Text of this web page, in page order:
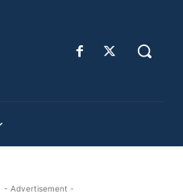
- Advertisement -